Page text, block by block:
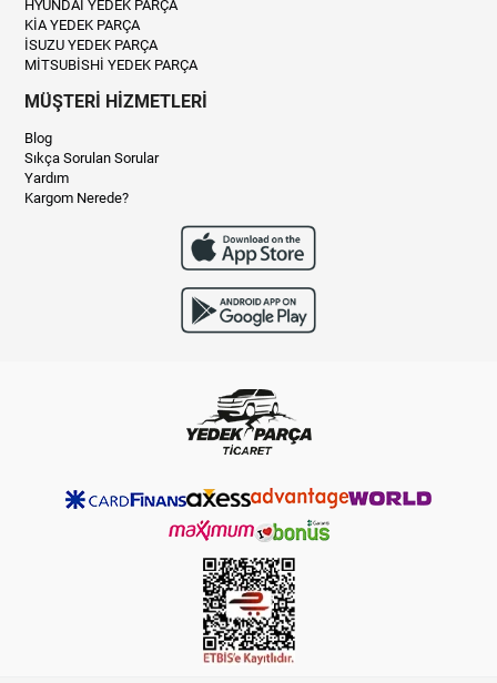
HYUNDAİ YEDEK PARÇA
KİA YEDEK PARÇA
İSUZU YEDEK PARÇA
MİTSUBİSHİ YEDEK PARÇA
MÜŞTERİ HİZMETLERİ
Blog
Sıkça Sorulan Sorular
Yardım
Kargom Nerede?